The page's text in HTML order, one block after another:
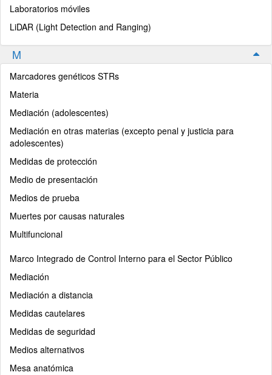
Laboratorios móviles
LiDAR (Light Detection and Ranging)
M
Marcadores genéticos STRs
Materia
Mediación (adolescentes)
Mediación en otras materias (excepto penal y justicia para
adolescentes)
Medidas de protección
Medio de presentación
Medios de prueba
Muertes por causas naturales
Multifuncional
Marco Integrado de Control Interno para el Sector Público
Mediación
Mediación a distancia
Medidas cautelares
Medidas de seguridad
Medios alternativos
Mesa anatómica